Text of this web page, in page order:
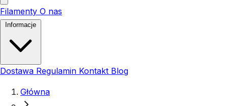
Filamenty O nas
Dostawa Regulamin Kontakt Blog
Główna